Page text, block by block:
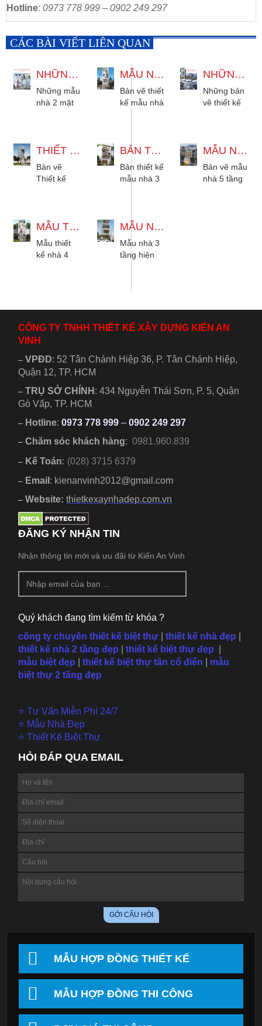
Hotline: 0973 778 999 – 0902 249 297
CÁC BÀI VIẾT LIÊN QUAN
NHỮNG MẪU NHÀ 2 MẶT TIỀN 2 3 4 TẦNG ĐƯỢC ƯA CHUỘNG
Những mẫu
nhà 2 mặt
hiện đại và
được ưa...
MẪU NHÀ 4 TẦNG CÓ THANG MÁY 4X13M HIỆN ĐẠI
Bản vẽ thiết
kế mẫu nhà
đại 3 phòng
ngủ cho gia
đình 2
đến...
NHỮNG BẢN VẼ THIẾT KẾ MẪU NHÀ CÓ THANG MÁY 4X15M 6X12M...
Những bản
vẽ thiết kế
diện tích
tầng từ
4x15m,
THIẾT KẾ NHÀ 4 TẦNG THANG MÁY 1 LỬNG 1 TUM HIỆN ĐẠI
Bản vẽ
Thiết kế
tum hiện
đại. Phù
hợp gia
đình từ 3 -5
BẢN THIẾT KẾ MẪU NHÀ 3 TẦNG HIỆN ĐẠI 5X18M
Bản thiết kế
mẫu nhà 3
phù hợp
mọi diện
tích. Đủ
tiện...
MẪU NHÀ 5 TẦNG KẾT HỢP KINH DOANH 10X20M TÂN CỔ ĐIỂN
Bản vẽ mẫu
nhà 5 tầng
MẪU THIẾT KẾ NHÀ 4 TẦNG 1 TUM HIỆN ĐẠI 3 PHÒNG NGỦ
Mẫu thiết
kế nhà 4
2 đến 4
người....
MẪU NHÀ 3 TẦNG HIỆN ĐẠI 4X19M CÓ SÂN THƯỢNG ĐẸP
Mẫu nhà 3
tầng hiện
thượng đẹp
đại có 3...
CÔNG TY TNHH THIẾT KẾ XÂY DỰNG KIẾN AN
VINH
–VPĐD: 52 Tân Chánh Hiệp 36, P. Tân Chánh Hiệp,
Quận 12, TP. HCM
– TRỤ SỞ CHÍNH :434 Nguyễn Thái Sơn, P. 5, Quận
Gò Vấp, TP. HCM
– Hotline: 0973 778 999 –0902 249 297
– Chăm sóc khách hàng: 0981.960.839
– Kế Toán: (028) 3715 6379
– Email : kienanvinh2012@gmail.com
– Website:thietkexaynhadep.com.vn
ĐĂNG KÝ NHẬN TIN
Nhận thông tin mới và ưu đãi từ Kiến An Vinh
Quý khách đang tìm kiếm từ khóa ?
công ty chuyên thiết kế biệt thự |thiết kế nhà đẹp
thiết kế nhà 2 tầng đẹp
thiết kế biệt thự đẹp
mẫu biệt đẹp thiết kế biệt thự tân cổ điển
mẫu
biệt thự 2 tầng đẹp
⭐ Tư Vấn Miễn Phí 24/7
⭐ Mẫu Nhà Đẹp
⭐ Thiết Kế Biệt Thự
HỎI ĐÁP QUA EMAIL
MẪU HỢP ĐỒNG THIẾT KẾ
MẪU HỢP ĐỒNG THI CÔNG